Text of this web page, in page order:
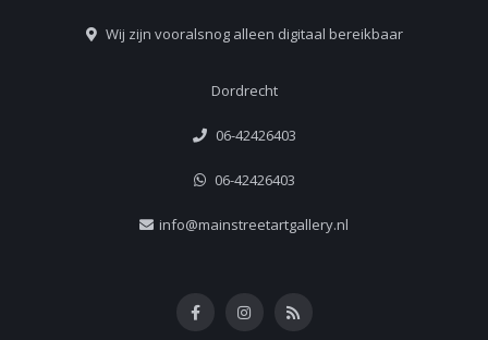
Wij zijn vooralsnog alleen digitaal bereikbaar
Dordrecht
06-42426403
06-42426403
info@mainstreetartgallery.nl